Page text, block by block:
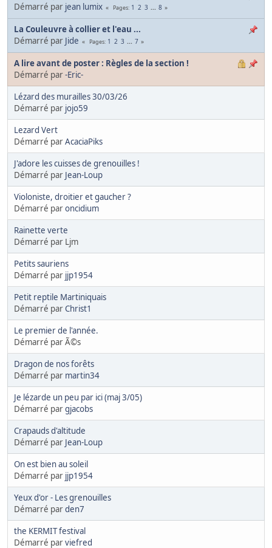
Démarré par jean lumix Pages 1 2 3 ... 8
La Couleuvre à collier et l'eau ...
Démarré par Jide Pages 1 2 3 ... 7
A lire avant de poster : Règles de la section !
Démarré par-Eric-
Lézard des murailles 30/03/26
Démarré par jojo59
Lezard Vert
Démarré parAcaciaPiks
J'adore les cuisses de grenouilles !
Démarré par Jean-Loup
Violoniste, droitier et gaucher ?
Démarré paroncidium
Rainette verte
Démarré par Ljm
Petits sauriens
Démarré par jjp1954
Petit reptile Martiniquais
Démarré parChrist1
Le premier de l'année.
Démarré par Ã©s
Dragon de nos forêts
Démarré par martin34
Je lézarde un peu par ici (maj 3/05)
Démarré pargjacobs
Crapauds d'altitude
Démarré par Jean-Loup
On est bien au soleil
Démarré par jjp1954
Yeux d'or - Les grenouilles
Démarré parden7
the KERMIT festival
Démarré parviefred